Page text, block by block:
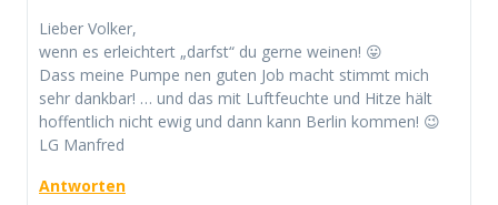
Lieber Volker,
wenn es erleichtert „darfst“ du gerne weinen! 😛
Dass meine Pumpe nen guten Job macht stimmt mich
sehr dankbar! … und das mit Luftfeuchte und Hitze hält
hoffentlich nicht ewig und dann kann Berlin kommen! 😉
LG Manfred
Antworten